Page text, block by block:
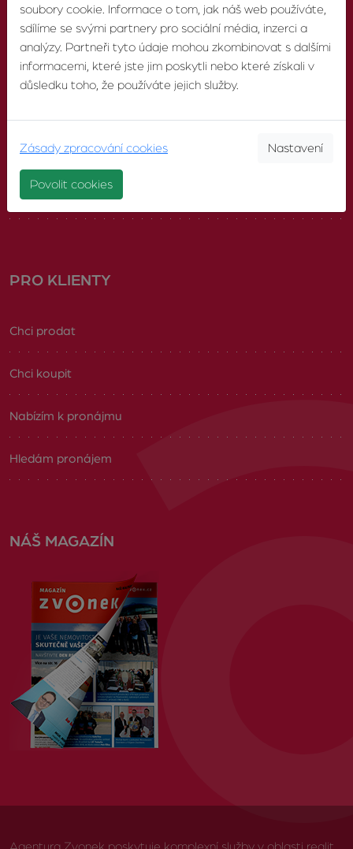
O AGENTUŘE
O nás
Náš tým
Volná pracovní místa
PRO KLIENTY
Chci prodat
Chci koupit
Nabízím k pronájmu
Hledám pronájem
NÁŠ MAGAZÍN
Agentura Zvonek poskytuje komplexní služby v oblasti realit,
soubory cookie. Informace o tom, jak náš web používáte,
sdílíme se svými partnery pro sociální média, inzerci a
analýzy. Partneři tyto údaje mohou zkombinovat s dalšími
informacemi, které jste jim poskytli nebo které získali v
důsledku toho, že používáte jejich služby.
Zásady zpracování cookies Nastavení
Povolit cookies